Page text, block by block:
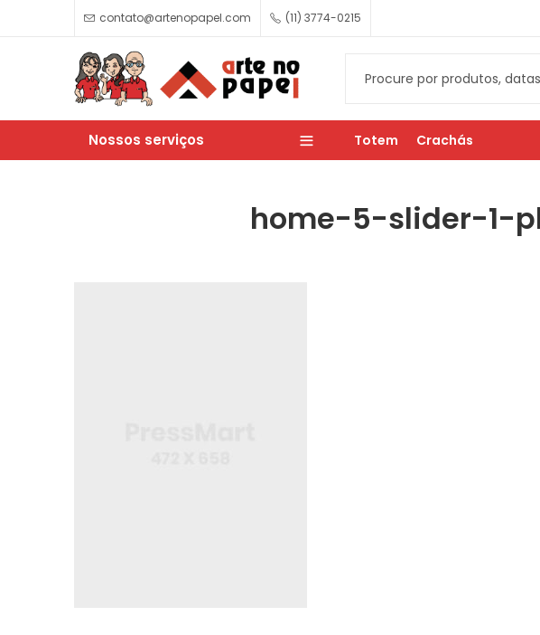
contato@artenopapel.com (11) 3774-0215
Nossos serviços Totem Crachás
home-5-slider-1-